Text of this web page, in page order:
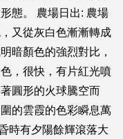
態。 農場日出: 農場
又從灰白色漸漸轉成
暗顏色的強烈對比，
，很快，有片紅光噴
圓形的火球騰空而
的雲霞的色彩瞬息萬
時有夕陽餘輝滾落大